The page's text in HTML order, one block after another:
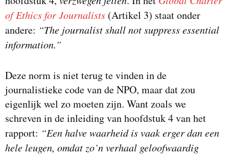
of Ethics for Journalists (Artikel 3) staat onder
andere: “The journalist shall not suppress essential
information.”
Deze norm is niet terug te vinden in de
journalistieke code van de NPO, maar dat zou
eigenlijk wel zo moeten zijn. Want zoals we
schreven in de inleiding van hoofdstuk 4 van het
rapport: “Een halve waarheid is vaak erger dan een
hele leugen, omdat zo’n verhaal geloofwaardig